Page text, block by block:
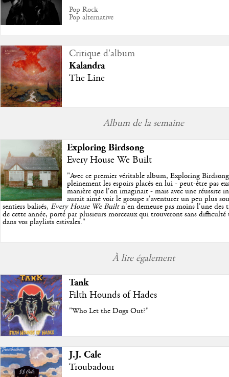
Pop Rock
Pop alternative
Critique d'album
Kalandra
The Line
Album de la semaine
Exploring Birdsong
Every House We Built
"Avec ce premier véritable album, Exploring
pleinement les espoirs placés en lui - peut-être pas
manière que l'on imaginait - mais avec une réussite
aurait aimé voir le groupe s'aventurer un peu plus
sentiers balisés, Every House We Builtn'en demeure pas moins l'une des
de cette année, porté par plusieurs morceaux qui trouveront sans difficulté
dans vos playlists estivales."
À lire également
Tank
Filth Hounds of Hades
"Who Let the Dogs Out?"
J.J. Cale
Troubadour